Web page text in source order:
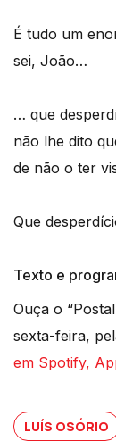
É tudo um
sei, João…
… que
não lhe dito
de não o ter
Que
Texto e
Ouça o
sexta-feira,
em Spotify,
LUÍS OSÓRIO